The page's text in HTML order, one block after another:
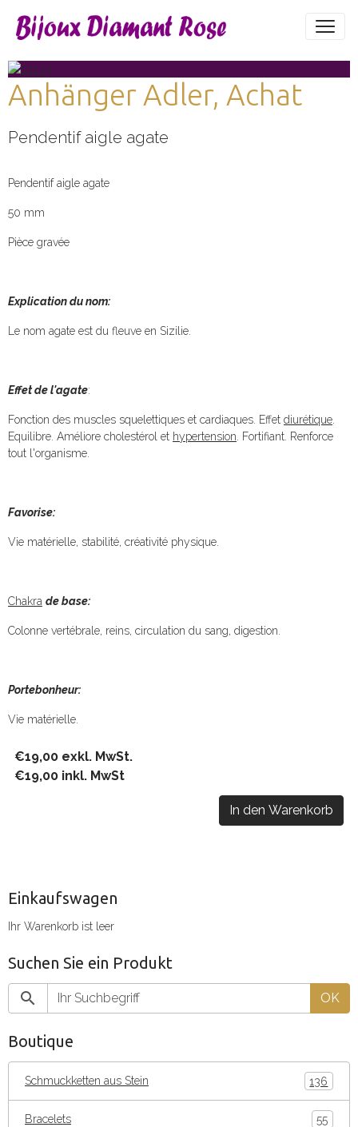
Anhänger Adler, Achat
Pendentif aigle agate
Pendentif aigle agate
50 mm
Pièce gravée
Explication du nom:
Le nom agate est du fleuve en Sizilie.
Effet de l'agate:
Fonction des muscles squelettiques et cardiaques. Effet diurétique
Equilibre. Améliore cholestérol et hypertension . Fortifiant. Renforce
tout l'organisme.
Favorise:
Vie matérielle, stabilité, créativité physique.
Chakra de base:
Colonne vertébrale, reins, circulation du sang, digestion.
Portebonheur:
Vie matérielle.
€19,00 exkl. MwSt.
€19,00 inkl. MwSt
In den Warenkorb
Einkaufswagen
Ihr Warenkorb ist leer
Suchen Sie ein Produkt
OK
Boutique
Schmuckketten aus Stein 136
Bracelets 55